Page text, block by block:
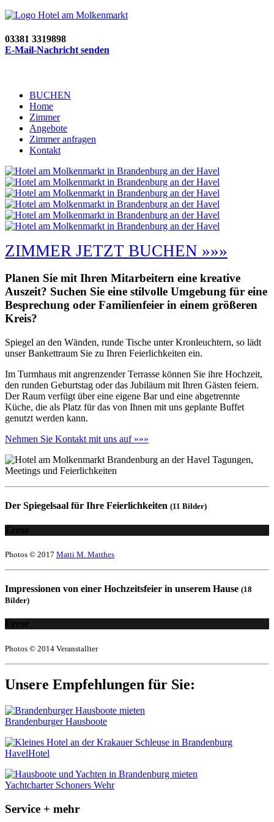
03381 3319898
E-Mail-Nachricht senden
BUCHEN
Home
Zimmer
Angebote
Zimmer anfragen
Kontakt
ZIMMER JETZT BUCHEN »»»
Planen Sie mit Ihren Mitarbeitern eine kreative
Auszeit? Suchen Sie eine stilvolle Umgebung für eine
Besprechung oder Familienfeier in einem größeren
Kreis?
Spiegel an den Wänden, runde Tische unter Kronleuchtern, so lädt
unser Bankettraum Sie zu Ihren Feierlichkeiten ein.
Im Turmhaus mit angrenzender Terrasse können Sie ihre Hochzeit,
den runden Geburtstag oder das Jubiläum mit Ihren Gästen feiern.
Der Raum verfügt über eine eigene Bar und eine abgetrennte
Küche, die als Platz für das von Ihnen mit uns geplante Buffet
genutzt werden kann.
Nehmen Sie Kontakt mit uns auf »»»
Der Spiegelsaal für Ihre Feierlichkeiten (11 Bilder)
Error
Photos © 2017 Matti M. Matthes
Impressionen von einer Hochzeitsfeier in unserem Hause (18
Bilder)
Error
Photos © 2014 Veranstallter
Unsere Empfehlungen für Sie:
Brandenburger Hausboote
HavelHotel
Yachtcharter Schoners Wehr
Service + mehr